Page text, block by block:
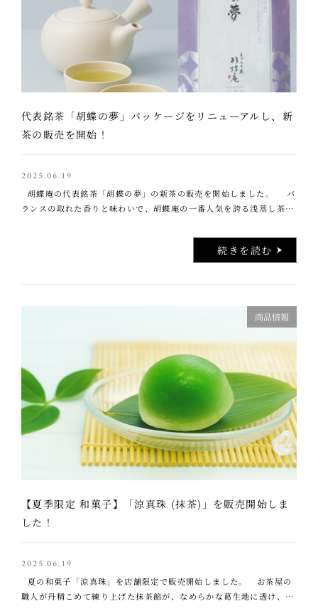
代表銘茶「胡蝶の夢」パッケージをリニューアルし、新
茶の販売を開始！
2025.06.19
胡蝶庵の代表銘茶「胡蝶の夢」の新茶の販売を開始しました。 バ
ランスの取れた香りと味わいで、胡蝶庵の一番人気を誇る浅蒸し茶。
続きを読む
商品情報
【夏季限定 和菓子】「涼真珠 (抹茶)」を販売開始しま
した！
2025.06.19
夏の和菓子「涼真珠」を店舗限定で販売開始しました。 お茶屋の
職人が丹精こめて練り上げた抹茶餡が、なめらかな葛生地に透け、